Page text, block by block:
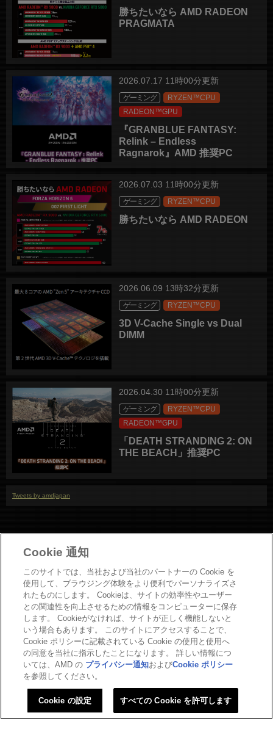
勝ちたいなら AMD RADEON
PRAGMATA
2026.07.17 11時00分更新
ゲーミング
RYZEN™CPU
RADEON™GPU
『GRANBLUE FANTASY:
Relink – Endless
Ragnarok』AMD 推奨PC
2026.07.03 11時00分更新
ゲーミング RYZEN™CPU
勝ちたいなら AMD RADEON
2026.06.09 13時32分更新
ゲーミング RYZEN™CPU
3D V-Cache Single vs Dual
DIMM
2026.04.30 11時00分更新
ゲーミング
RYZEN™CPU
RADEON™GPU
「DEATH STRANDING 2: ON
THE BEACH」推奨PC
Tweets by amdjapan
お問い合わせ
Copyright
プライバシーポリシー
Cookieポリシー
商標について
法人向けサイトへ
Cookie の設定
Cookie 通知
このサイトでは、当社および当社のパートナーの Cookie を
使用して、ブラウジング体験をより便利でパーソナライズさ
れたものにします。 Cookieは、サイトの効率性やユーザー
との関連性を向上させるための情報をコンピューターに保存
します。 Cookieがなければ、サイトが正しく機能しないと
いう場合もあります。 このサイトにアクセスすることで、
Cookie ポリシーに記載されている Cookie の使用と使用へ
の同意を当社に指示したことになります。 詳しい情報につ
いては、AMD の プライバシー通知およびCookie ポリシー
を参照してください。
Cookie の設定 すべての Cookie を許可します